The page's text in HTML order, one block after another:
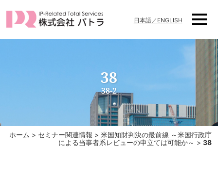
日本語／ENGLISH
38
38-2
ホーム > セミナー関連情報 > 米国知財判決の最前線 ～米国行政庁
による当事者系レビューの申立ては可能か～ > 38